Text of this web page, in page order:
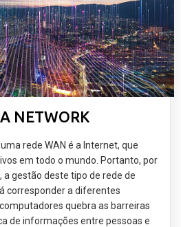
NETWORK
rede WAN é a Internet, que
em todo o mundo. Portanto, por
a gestão deste tipo de rede de
corresponder a diferentes
quebra as barreiras
de informações entre pessoas e